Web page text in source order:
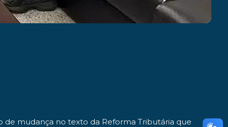
de mudança no texto da Reforma Tributária que